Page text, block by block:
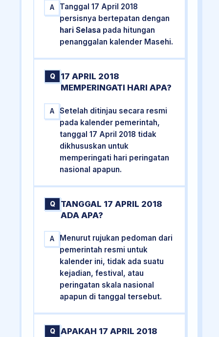
A
Tanggal 17 April 2018
persisnya bertepatan dengan
hari Selasa pada hitungan
penanggalan kalender Masehi.
Q
17 APRIL 2018
MEMPERINGATI HARI APA?
A
Setelah ditinjau secara resmi
pada kalender pemerintah,
tanggal 17 April 2018 tidak
dikhususkan untuk
memperingati hari peringatan
nasional apapun.
Q
TANGGAL 17 APRIL 2018
ADA APA?
A
Menurut rujukan pedoman dari
pemerintah resmi untuk
kalender ini, tidak ada suatu
kejadian, festival, atau
peringatan skala nasional
apapun di tanggal tersebut.
Q
APAKAH 17 APRIL 2018